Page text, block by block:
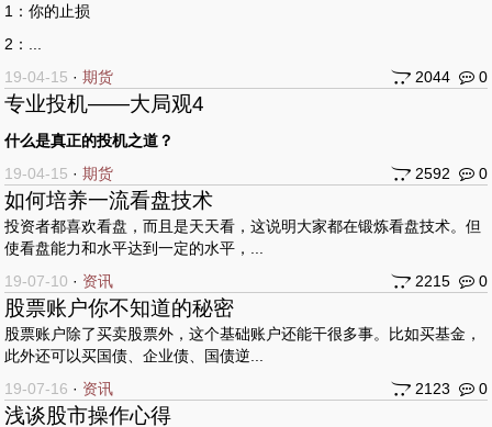
1：你的止损
2：...
19-04-15 ·期货 2044 0
专业投机——大局观4
什么是真正的投机之道？
19-04-15 ·期货 2592 0
如何培养一流看盘技术
投资者都喜欢看盘，而且是天天看，这说明大家都在锻炼看盘技术。但
使看盘能力和水平达到一定的水平，...
19-07-10 · 资讯 2215 0
股票账户你不知道的秘密
股票账户除了买卖股票外，这个基础账户还能干很多事。比如买基金，
此外还可以买国债、企业债、国债逆...
19-07-16 · 资讯 2123 0
浅谈股市操作心得